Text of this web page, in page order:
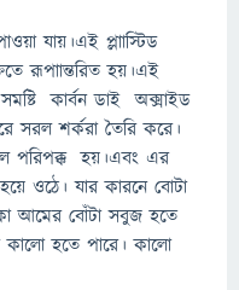
যায়।এই প্লাাস্টিড
রূপাান্তরিত হয়।এই
সমষ্টি কার্বন ডাই অক্সাইড
সরল শর্করা তৈরি করে।
পরিপক্ক হয়।এবং এর
ওঠে। যার কারনে বোটা
আমের বোঁটা সবুজ হতে
কালো হতে পারে। কালো